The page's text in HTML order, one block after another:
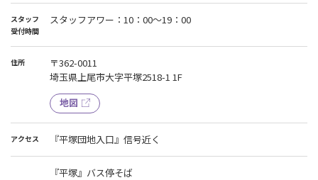
スタッフ
受付時間
スタッフアワー：10：00～19：00
住所
〒362-0011
埼玉県上尾市大字平塚2518-1 1F
地図
アクセス 『平塚団地入口』信号近く
『平塚』バス停そば